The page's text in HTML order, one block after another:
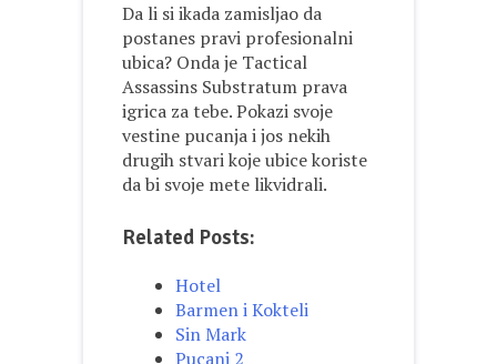
Da li si ikada zamisljao da
postanes pravi profesionalni
ubica? Onda je Tactical
Assassins Substratum prava
igrica za tebe. Pokazi svoje
vestine pucanja i jos nekih
drugih stvari koje ubice koriste
da bi svoje mete likvidrali.
Related Posts:
Hotel
Barmen i Kokteli
Sin Mark
Pucanj 2